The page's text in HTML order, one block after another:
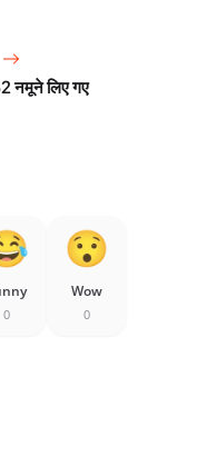
नमूने लिए गए
0
Wow
0